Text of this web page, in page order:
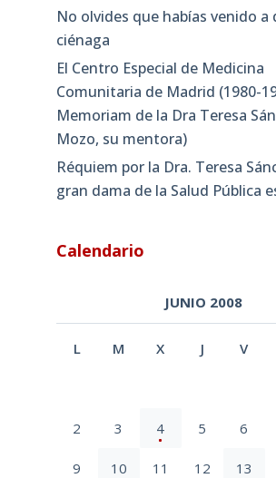
No olvides que habías venido a
ciénaga
El Centro Especial de Medicina
Comunitaria de Madrid (1980-
Memoriam de la Dra Teresa
Mozo, su mentora)
Réquiem por la Dra. Teresa
gran dama de la Salud Pública
Calendario
JUNIO 2008
L M X J V
2 3 4 5 6
9 10 11 12 13